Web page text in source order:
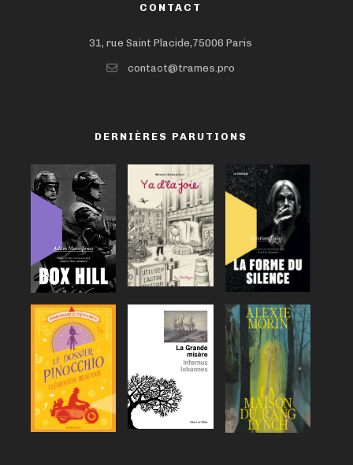
CONTACT
31, rue Saint Placide,75006 Paris
contact@trames.pro
DERNIÈRES PARUTIONS